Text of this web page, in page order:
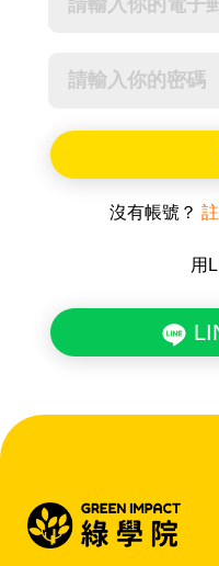
沒有帳號？
用